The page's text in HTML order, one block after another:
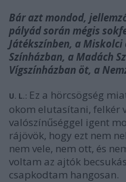
Bár azt mondod,
pályád során mégis
Játékszínben, a Miskolci
Színházban, a Madách
Vígszínházban öt, a
U. L.: Ez a hörcsögség
okom elutasítani, felkér
valószínűséggel igent
rájövök, hogy ezt nem
nem vele, nem ott, és
voltam az ajtók
csapkodtam hangosan.